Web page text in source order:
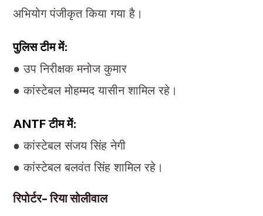
अभियोग पंजीकृत किया गया है।
पुलिस टीम में:
● उप निरीक्षक मनोज कुमार
● कांस्टेबल मोहम्मद यासीन शामिल रहे।
ANTF टीम में:
● कांस्टेबल संजय सिंह नेगी
● कांस्टेबल बलवंत सिंह शामिल रहे।
रिपोर्टर- रिया सोलीवाल